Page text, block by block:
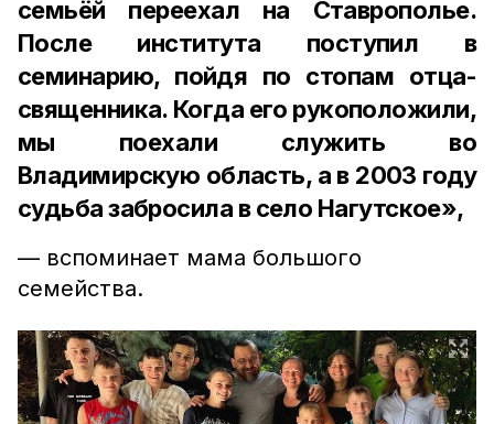
семьёй переехал на Ставрополье.
После института поступил в
семинарию, пойдя по стопам отца-
священника. Когда его рукоположили,
мы поехали служить во
Владимирскую область, а в 2003 году
судьба забросила в село Нагутское»,
— вспоминает мама большого
семейства.